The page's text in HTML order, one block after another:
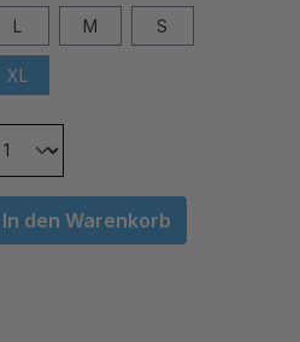
XL
In den Warenkorb